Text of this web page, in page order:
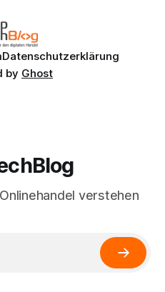
Datenschutzerklärung
by Ghost
verstehen